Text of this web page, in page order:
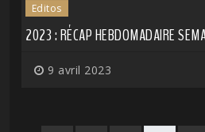
Editos
2023 : RÉCAP HEBDOMADAIRE
9 avril 2023